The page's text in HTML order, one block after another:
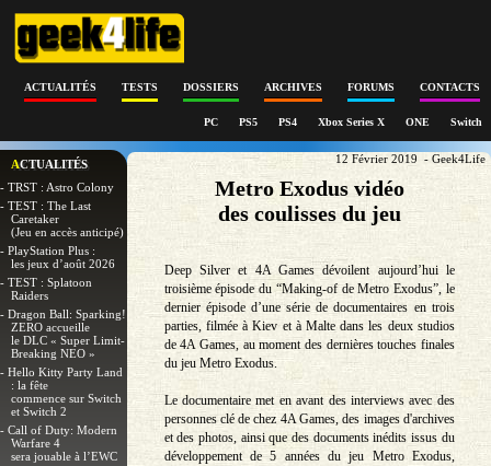
ACTUALITÉS TESTS DOSSIERS ARCHIVES FORUMS CONTACTS
PC PS5 PS4 Xbox Series X ONE Switch
ACTUALITÉS
- TRST : Astro Colony
- TEST : The Last
Caretaker
(Jeu en accès anticipé)
- PlayStation Plus :
les jeux d’août 2026
- TEST : Splatoon
Raiders
- Dragon Ball: Sparking!
ZERO accueille
le DLC « Super Limit-
Breaking NEO »
- Hello Kitty Party Land
: la fête
commence sur Switch
et Switch 2
- Call of Duty: Modern
Warfare 4
sera jouable à l’EWC
12 Février 2019 - Geek4Life
Metro Exodus vidéo
des coulisses du jeu
Deep Silver et 4A Games dévoilent aujourd’hui le
troisième épisode du “Making-of de Metro Exodus”, le
dernier épisode d’une série de documentaires en trois
parties, filmée à Kiev et à Malte dans les deux studios
de 4A Games, au moment des dernières touches finales
du jeu Metro Exodus.
Le documentaire met en avant des interviews avec des
personnes clé de chez 4A Games, des images d'archives
et des photos, ainsi que des documents inédits issus du
développement de 5 années du jeu Metro Exodus,